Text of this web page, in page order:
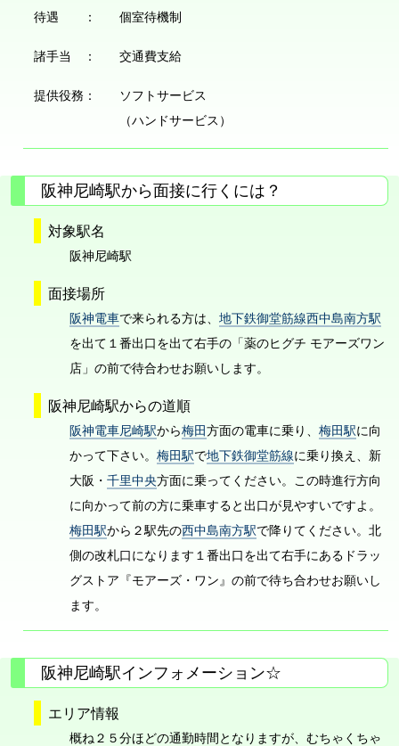
待遇 ： 個室待機制
諸手当 ： 交通費支給
提供役務：
ソフトサービス
（ハンドサービス）
阪神尼崎駅から面接に行くには？
対象駅名
阪神尼崎駅
面接場所
阪神電車で来られる方は、 地下鉄御堂筋線西中島南方駅
を出て１番出口を出て右手の「薬のヒグチ モアーズワン
店」の前で待合わせお願いします。
阪神尼崎駅からの道順
阪神電車尼崎駅から梅田方面の電車に乗り、 梅田駅に向
かって下さい。 梅田駅で地下鉄御堂筋線に乗り換え、新
大阪・ 千里中央方面に乗ってください。この時進行方向
に向かって前の方に乗車すると出口が見やすいですよ。
梅田駅から２駅先の西中島南方駅で降りてください。北
側の改札口になります１番出口を出て右手にあるドラッ
グストア『モアーズ・ワン』の前で待ち合わせお願いし
ます。
阪神尼崎駅インフォメーション☆
エリア情報
概ね２５分ほどの通勤時間となりますが、むちゃくちゃ